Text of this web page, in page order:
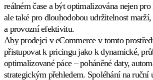
Cross-
catalog
Koordinujte
ceny
napříč
celým
katalogem.
reálném čase a být optimalizována nejen
ale také pro dlouhodobou udržitelnost
a provozní efektivitu.
Aby prodejci v eCommerce v tomto
přistupovat k pricingu jako k dynamické,
optimalizované páce – poháněné daty,
strategickým přehledem. Spoléhání na